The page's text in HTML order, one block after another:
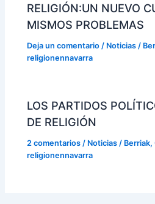
RELIGIÓN:UN NUEVO
MISMOS PROBLEMAS
Deja un comentario / Noticias /
religionennavarra
LOS PARTIDOS
DE RELIGIÓN
2 comentarios / Noticias / Berriak,
religionennavarra